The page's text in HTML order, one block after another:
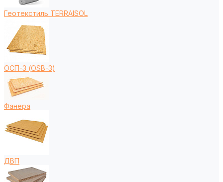
Геотекстиль TERRAISOL
ОСП-3 (OSB-3)
Фанера
ДВП